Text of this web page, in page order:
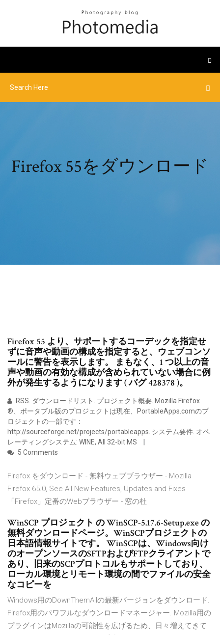
Firefox 55をダウンロード
Firefox 55 より、サポートするコーデックを指定せ
ずに音声や動画の構成を指定すると、ウェブコンソ
ールに警告を表示します。 まもなく、1 つ以上の音
声や動画の有効な構成が含められていない場合に例
外が発生するようになります ( バグ 428378 )。
RSS. ダウンロードリスト. プロジェクト概要. Mozilla Firefox
®、ポータブル版のプロジェクトは現在、PortableApps.comのプ
ロジェクトの一部です：
http://sourceforge.net/projects/portableapps. システム要件. オペ
レーティングシステム: WINE, All 32-bit MS
5 Comments
Firefox をダウンロード - 無料ウェブブラウザー - Mozilla
Firefox 65.0, See All New Features, Updates and Fixes
「Firefox」定番のWebブラウザー - 窓の杜
WinSCP プロジェクト の WinSCP-5.17.6-Setup.exe の
無料ダウンロードページ。WinSCPプロジェクトの
日本語情報サイトです。 WinSCPは、Windows向け
のオープンソースのSFTPおよびFTPクライアントで
あり、旧来のSCPプロトコルもサポートしており、
ローカル環境とリモート環境の間でファイルの安全
なコピーを
Windows用のDownThemAllの最新バージョンをダウンロード.
Firefox用のパワフルなダウンロードマネージャー. Mozilla用の
プラグインはMozillaの可能性を広げるため、日々増えてきて